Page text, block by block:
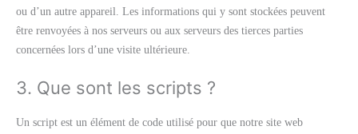
ou d’un autre appareil. Les informations qui y sont stockées peuvent
être renvoyées à nos serveurs ou aux serveurs des tierces parties
concernées lors d’une visite ultérieure.
3. Que sont les scripts ?
Un script est un élément de code utilisé pour que notre site web